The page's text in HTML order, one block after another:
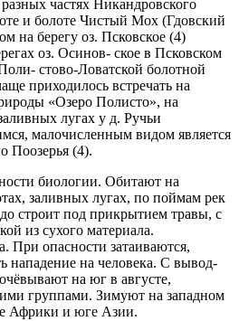
частях Никандровского
и болоте Чистый Мох (Гдовский
на берегу оз. Псков­ское (4)
оз. Осинов- ское в Псковском
стово-Ловатской болотной
приходилось встречать на
«Озеро Полисто», на
лугах у д. Ручьи
малочисленным видом является
Поозерья (4).
биологии. Обитают на
заливных лугах, по поймам рек
строит под прикрытием травы, с
из сухого материала.
При опасности затаиваются,
нападение на человека. С вывод­
на юг в августе,
группами. Зимуют на западном
Африки и юге Азии.